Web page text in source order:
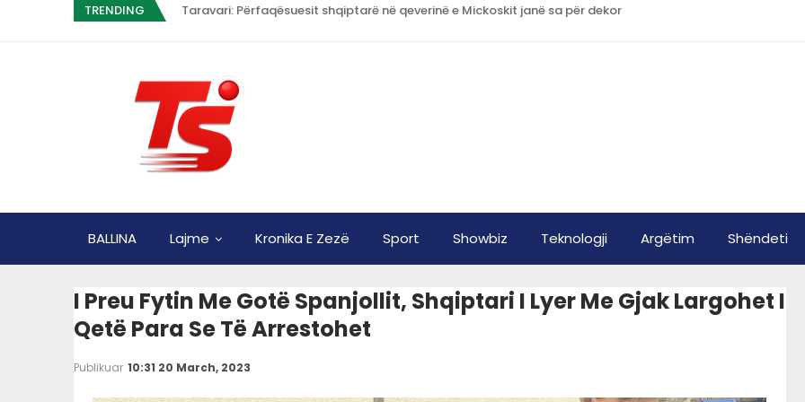
TRENDING Taravari: Përfaqësuesit shqiptarë në qeverinë e Mickoskit janë sa për dekor
BALLINA Lajme Kronika E Zezë Sport Showbiz Teknologji Argëtim Shëndeti
I Preu Fytin Me Gotë Spanjollit, Shqiptari I Lyer Me Gjak Largohet I
Qetë Para Se Të Arrestohet
Publikuar 10:31 20 March, 2023